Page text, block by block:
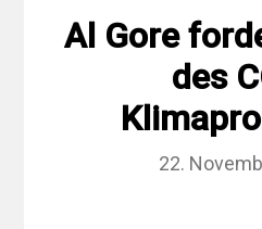
Al Gore
des
22.